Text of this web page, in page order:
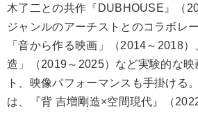
木了二との共作『DUBHOUSE』（
ジャンルのアーチストとのコラボレ
「音から作る映画」（2014～2018
造」（2019～2025）など実験的な映
ト、映像パフォーマンスも手掛ける
は、『背 吉増剛造×空間現代』（